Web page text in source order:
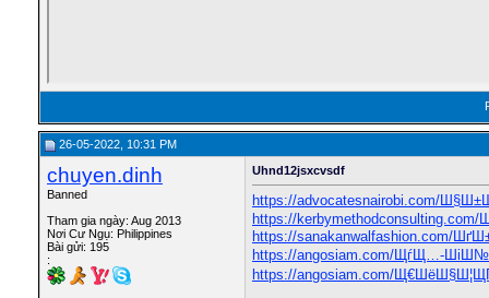
26-05-2022, 10:31 PM
chuyen.dinh
Banned
Tham gia ngày: Aug 2013
Nơi Cư Ngụ: Philippines
Bài gửi: 195
:
Uhnd12jsxcvsdf
https://advocatesnairobi.com/
https://
https://sanakanwalfashion.com/
https://angosiam.com/ЩѓЩ…-
https://angosiam.com/